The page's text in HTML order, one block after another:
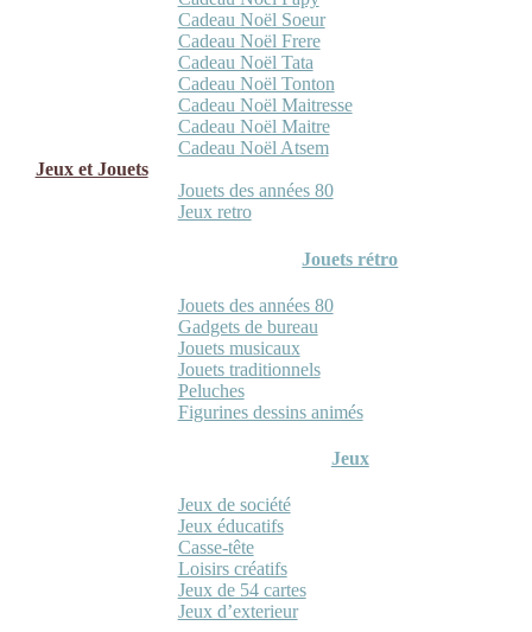
Cadeau Noël Soeur
Cadeau Noël Frere
Cadeau Noël Tata
Cadeau Noël Tonton
Cadeau Noël Maitresse
Cadeau Noël Maitre
Cadeau Noël Atsem
Jeux et Jouets
Jouets des années 80
Jeux retro
Jouets rétro
Jouets des années 80
Gadgets de bureau
Jouets musicaux
Jouets traditionnels
Peluches
Figurines dessins animés
Jeux
Jeux de société
Jeux éducatifs
Casse-tête
Loisirs créatifs
Jeux de 54 cartes
Jeux d’exterieur